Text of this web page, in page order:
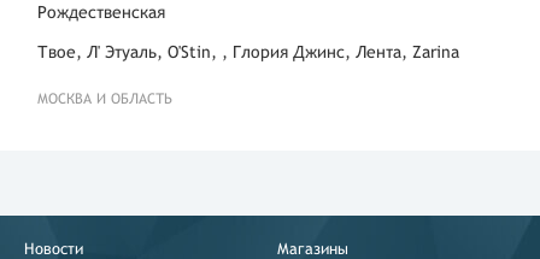
Рождественская
Твое, Л' Этуаль, O'Stin, , Глория Джинс, Лента, Zarina
МОСКВА И ОБЛАСТЬ
Новости
Магазины